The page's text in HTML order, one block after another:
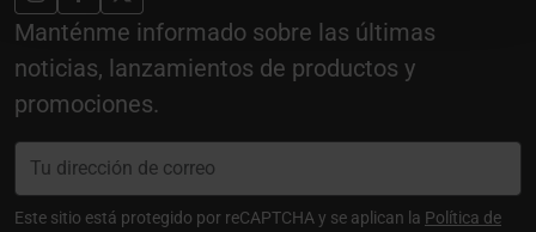
Manténme informado sobre las últimas
noticias, lanzamientos de productos y
promociones.
Este sitio está protegido por reCAPTCHA y se aplican la Política de